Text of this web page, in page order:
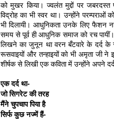
को मुखर किया। ज्वलंत मुद्दों पर
विद्रोह का भी स्वर था। उन्होंने परम्पराओं
भी दिलायी। आधुनिकता उनके लिए फैशन
समय से पूर्व ही आधुनिक समाज को रच
लिखने का जुनून था वरन बँटवारे के दर्द के
रूसवाइयों और तन्हाइयों को भी अमृता जी
शीर्षक से लिखी एक कविता में उन्होंने अपने
एक दर्द था-
जो सिगरेट की तरह
मैंने चुपचाप पिया है
सिर्फ कुछ नज्में हैं-